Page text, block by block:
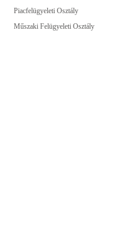
Piacfelügyeleti Osztály
Műszaki Felügyeleti Osztály